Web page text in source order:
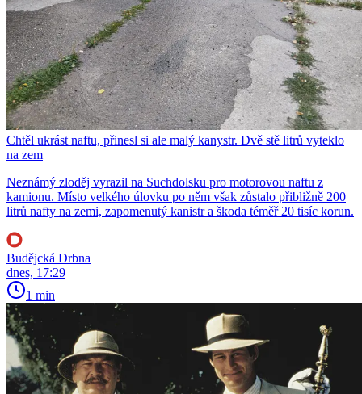
Chtěl ukrást naftu, přinesl si ale malý kanystr. Dvě stě litrů vyteklo
na zem
Neznámý zloděj vyrazil na Suchdolsku pro motorovou naftu z
kamionu. Místo velkého úlovku po něm však zůstalo přibližně 200
litrů nafty na zemi, zapomenutý kanistr a škoda téměř 20 tisíc korun.
Budějcká Drbna
dnes, 17:29
1 min